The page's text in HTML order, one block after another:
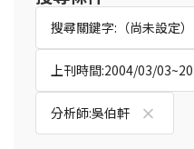
搜尋關鍵字:（尚未設定）
上刊時間:2004/03/
分析師:吳伯軒